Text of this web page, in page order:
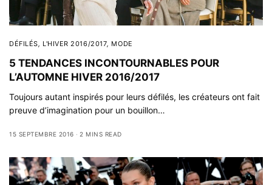
DÉFILÉS, L'HIVER 2016/2017, MODE
5 TENDANCES INCONTOURNABLES POUR
L’AUTOMNE HIVER 2016/2017
Toujours autant inspirés pour leurs défilés, les créateurs ont fait
preuve d’imagination pour un bouillon…
15 SEPTEMBRE 2016 2 MINS READ